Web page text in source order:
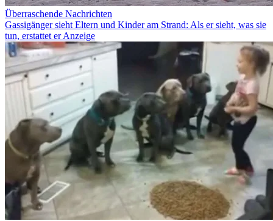
Überraschende Nachrichten
Gassigänger sieht Eltern und Kinder am Strand: Als er sieht, was sie
tun, erstattet er Anzeige